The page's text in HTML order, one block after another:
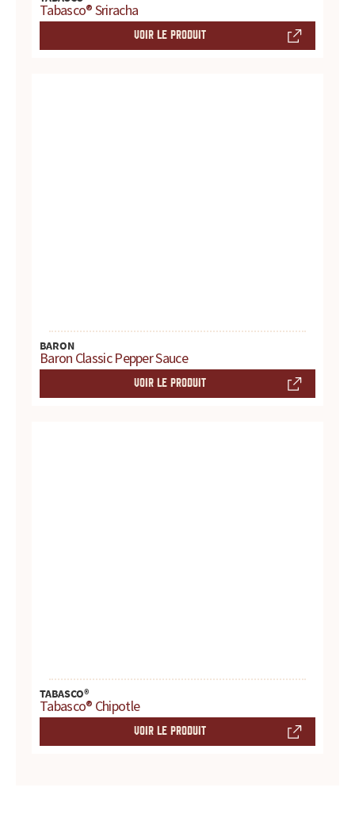
t
i
r
e
Tabasco® Sriracha
VOIR LE PRODUIT
BARON
Baron Classic Pepper Sauce
VOIR LE PRODUIT
TABASCO®
Tabasco® Chipotle
VOIR LE PRODUIT